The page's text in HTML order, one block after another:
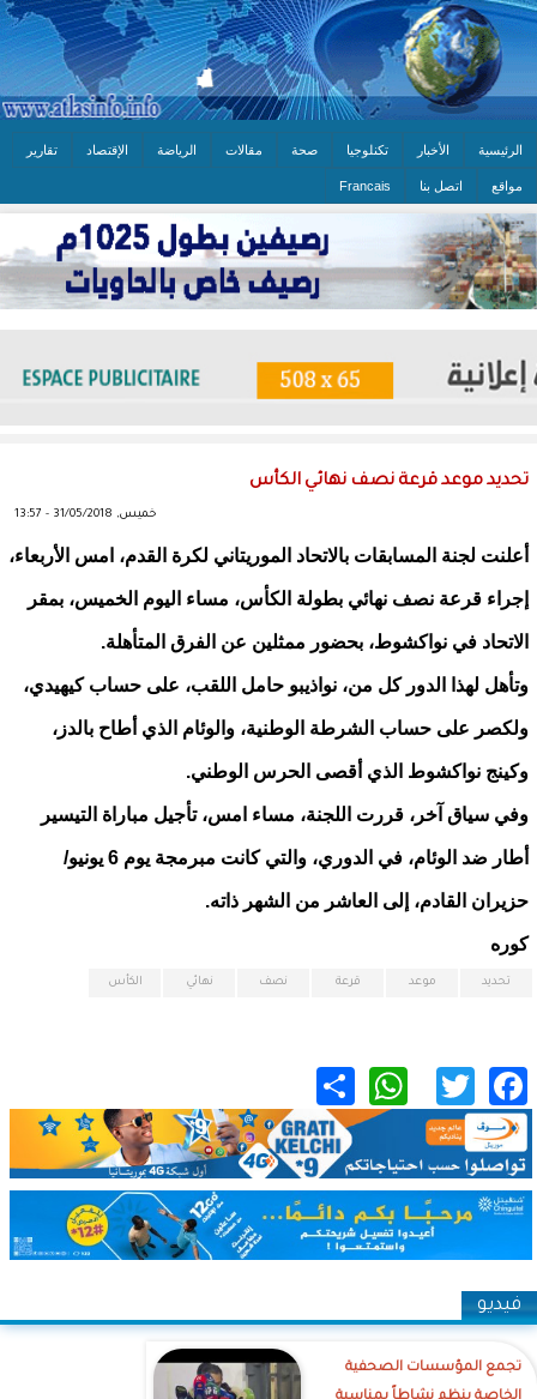
الرئيسية الأخبار تكنلوجيا صحة مقالات الرياضة الإقتصاد تقارير
مواقع اتصل بنا Francais
تحديد موعد قرعة نصف نهائي الكأس
خميس, 31/05/2018 - 13:57
أعلنت لجنة المسابقات بالاتحاد الموريتاني لكرة القدم، امس الأربعاء،
إجراء قرعة نصف نهائي بطولة الكأس، مساء اليوم الخميس، بمقر
الاتحاد في نواكشوط، بحضور ممثلين عن الفرق المتأهلة.
وتأهل لهذا الدور كل من، نواذيبو حامل اللقب، على حساب كيهيدي،
ولكصر على حساب الشرطة الوطنية، والوئام الذي أطاح بالدز،
وكينج نواكشوط الذي أقصى الحرس الوطني.
وفي سياق آخر، قررت اللجنة، مساء امس، تأجيل مباراة التيسير
أطار ضد الوئام، في الدوري، والتي كانت مبرمجة يوم 6 يونيو/
حزيران القادم، إلى العاشر من الشهر ذاته.
كوره
تحديد موعد قرعة نصف نهائي الكأس
Facebook
Twitter
WhatsApp
فيديو
تجمع المؤسسات الصحفية